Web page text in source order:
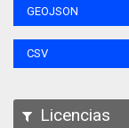
GEOJSON
CSV
Licencias